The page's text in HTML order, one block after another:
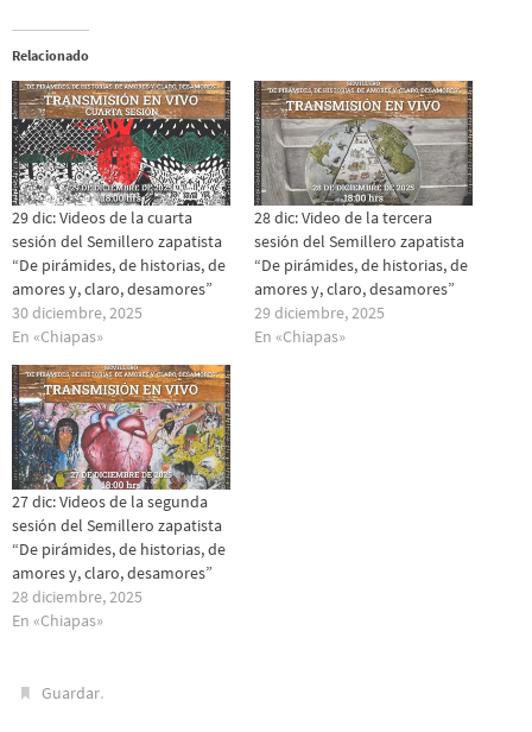
Relacionado
29 dic: Videos de la cuarta
sesión del Semillero zapatista
“De pirámides, de historias, de
amores y, claro, desamores”
30 diciembre, 2025
En «Chiapas»
28 dic: Video de la tercera
sesión del Semillero zapatista
“De pirámides, de historias, de
amores y, claro, desamores”
29 diciembre, 2025
En «Chiapas»
27 dic: Videos de la segunda
sesión del Semillero zapatista
“De pirámides, de historias, de
amores y, claro, desamores”
28 diciembre, 2025
En «Chiapas»
Guardar.